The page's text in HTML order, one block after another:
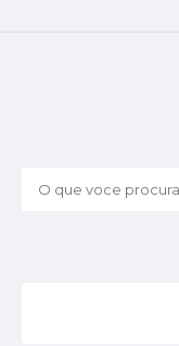
O que voce